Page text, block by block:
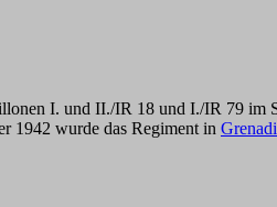
I. und II./IR 18 und I./IR 79 im
1942 wurde das Regiment in